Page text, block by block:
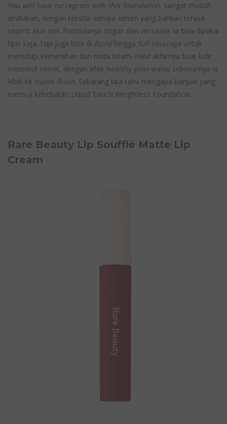
You will have no regrets with this foundation. Sangat mudah
diratakan, dengan tekstur serupa serum yang bahkan terasa
seperti skin tint. Formulanya ringan dan versatile. Ia bisa dipakai
tipis saja, tapi juga bisa di-buildhingga full coverage untuk
menutupi kemerahan dan noda hitam. Hasil akhirnya buat kulit
selembut velvet, dengan efek healthy glowwalau sebenarnya ia
lebih ke matte finish. Sekarang kita tahu mengapa banyak yang
memuji kehebatan Liquid Touch Weightless Foundation.
Rare Beauty Lip Soufflé Matte Lip
Cream